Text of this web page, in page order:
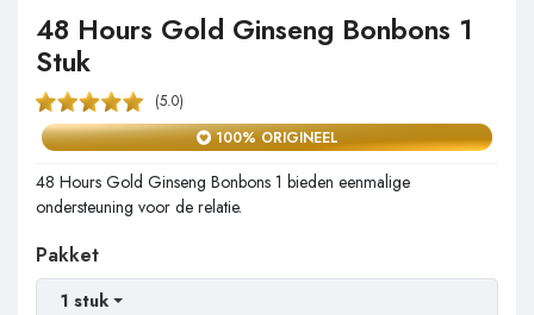
48 Hours Gold Ginseng Bonbons 1
Stuk
(5.0)
100% ORIGINEEL
48 Hours Gold Ginseng Bonbons 1 bieden eenmalige
ondersteuning voor de relatie.
Pakket
1 stuk